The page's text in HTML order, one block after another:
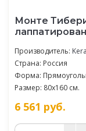
Монте
Производитель:
Страна: Россия
Форма:
Размер: 80x160 см.
6 561 руб.